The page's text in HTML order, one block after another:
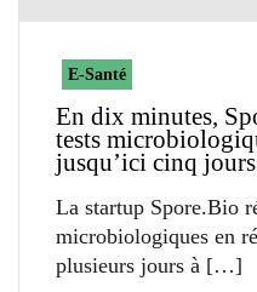
E-Santé
En dix minutes,
tests
jusqu’ici cinq jours
La startup Spore.Bio
microbiologiques en
plusieurs jours à